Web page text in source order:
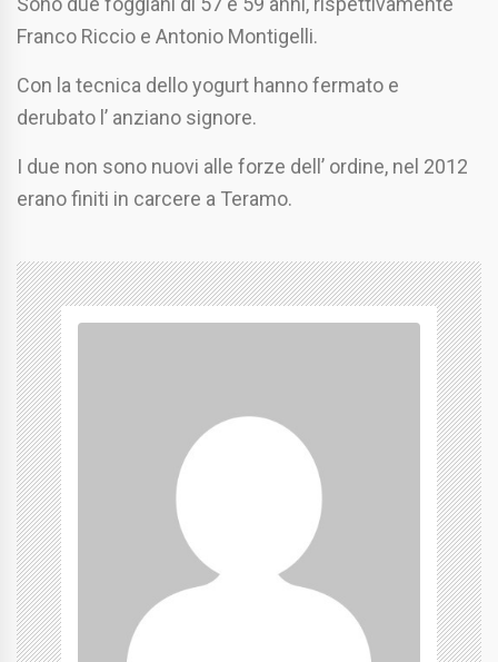
Franco Riccio e Antonio Montigelli.
Con la tecnica dello yogurt hanno fermato e
derubato l’ anziano signore.
I due non sono nuovi alle forze dell’ ordine, nel 2012
erano finiti in carcere a Teramo.